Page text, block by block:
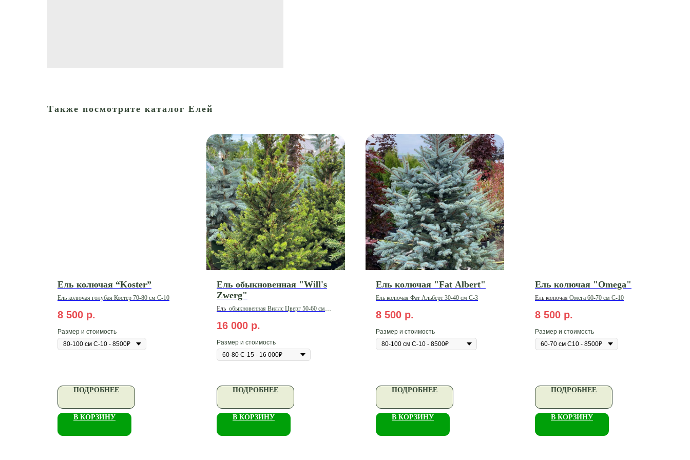
Также посмотрите каталог Елей
Ель колючая “Koster”
Ель колючая голубая Костер 70-80 см C-10
8 500 р.
Размер и стоимость
ПОДРОБНЕЕ
В КОРЗИНУ
Ель обыкновенная "Will's
Zwerg"
Ель обыкновенная Виллс Цверг 50-60 см
16 000 р.
Размер и стоимость
ПОДРОБНЕЕ
В КОРЗИНУ
Ель колючая "Fat Albert"
Ель колючая Фат Альберт 30-40 см С-3
8 500 р.
Размер и стоимость
ПОДРОБНЕЕ
В КОРЗИНУ
Ель колючая "Omega"
Ель колючая Омега 60-70 см С-10
8 500 р.
Размер и стоимость
ПОДРОБНЕЕ
В КОРЗИНУ